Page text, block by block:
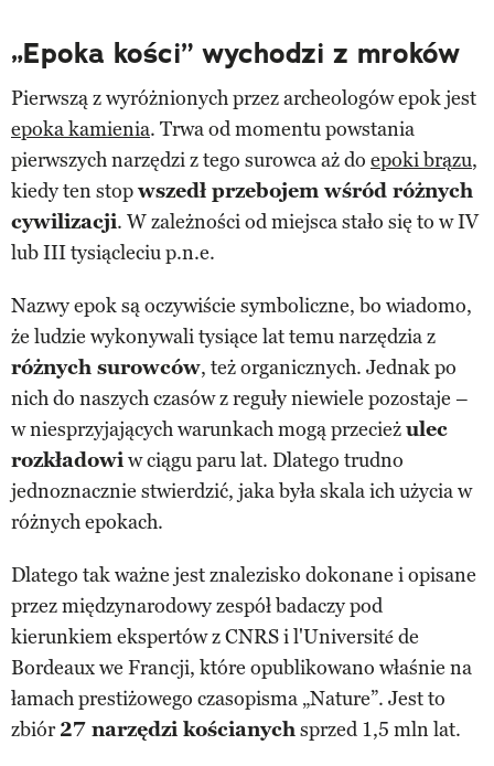
„Epoka kości” wychodzi z mroków
Pierwszą z wyróżnionych przez archeologów epok jest
epoka kamienia. Trwa od momentu powstania
pierwszych narzędzi z tego surowca aż do epoki brązu,
kiedy ten stopwszedł przebojem wśród różnych
cywilizacji. W zależności od miejsca stało się to w IV
lub III tysiącleciu p.n.e.
Nazwy epok są oczywiście symboliczne, bo wiadomo,
że ludzie wykonywali tysiące lat temu narzędzia z
różnych surowców, też organicznych. Jednak po
nich do naszych czasów z reguły niewiele pozostaje –
w niesprzyjających warunkach mogą przecieżulec
rozkładowiw ciągu paru lat. Dlatego trudno
jednoznacznie stwierdzić, jaka była skala ich użycia w
różnych epokach.
Dlatego tak ważne jest znalezisko dokonane i opisane
przez międzynarodowy zespół badaczy pod
kierunkiem ekspertów z CNRS i l'Université de
Bordeaux we Francji, które opublikowano właśnie na
łamach prestiżowego czasopisma „Nature”. Jest to
zbiór27 narzędzi kościanychsprzed 1,5 mln lat.